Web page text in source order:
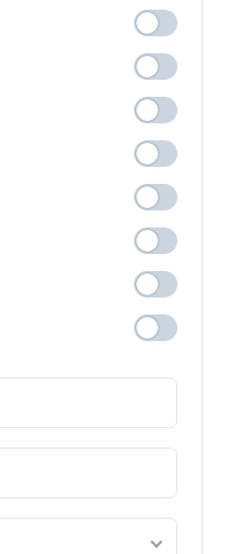
Montaña
Penthouse
Propiedad
Propiedad En
La
Playa